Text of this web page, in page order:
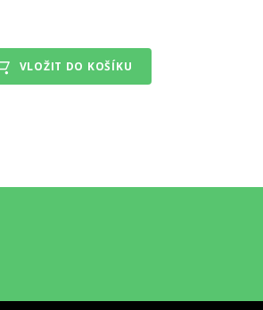
VLOŽIT DO KOŠÍKU